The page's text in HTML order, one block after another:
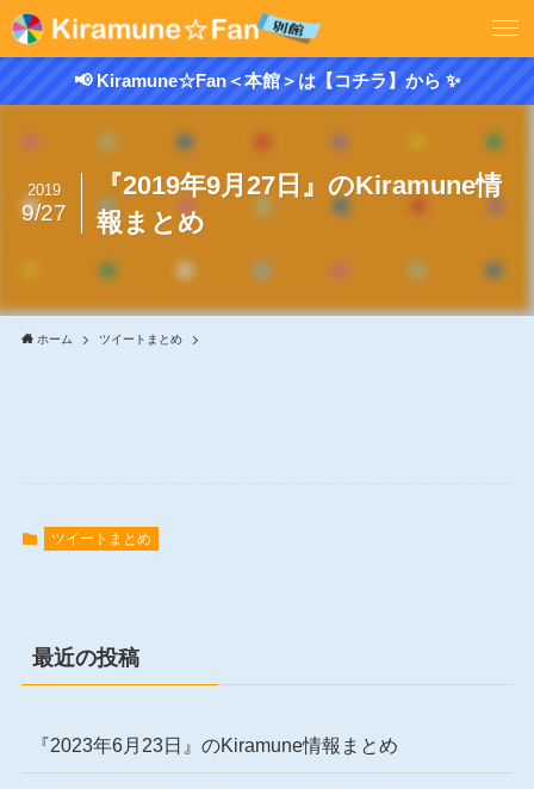
📢 Kiramune☆Fan＜本館＞は【コチラ】から ✨
『2019年9月27日』のKiramune情
報まとめ
2019
9/27
ホーム ツイートまとめ
ツイートまとめ
最近の投稿
『2023年6月23日』のKiramune情報まとめ